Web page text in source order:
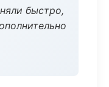
быстро,